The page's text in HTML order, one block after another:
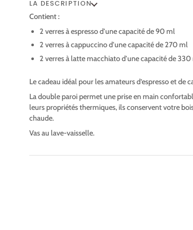
LA DESCRIPTION
Contient :
2 verres à espresso d'une capacité de 90 ml
2 verres à cappuccino d'une capacité de 270 ml
2 verres à latte macchiato d'une capacité de
Le cadeau idéal pour les amateurs d’espresso et de
La double paroi permet une prise en main
leurs propriétés thermiques, ils conservent votre
chaude.
Vas au lave-vaisselle.